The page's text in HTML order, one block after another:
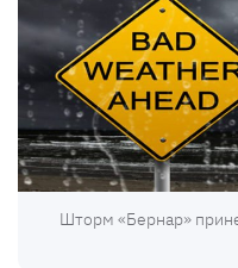
Шторм «Бернар»